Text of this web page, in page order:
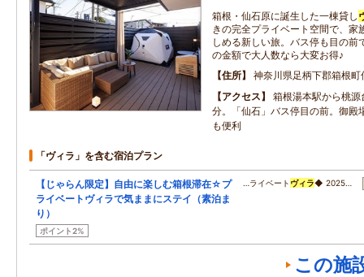
箱根・仙石原に誕生した一棟貸し
きの完全プライベート空間で、家
しめる新しい旅。バス停も目の
の金額で大人数なら大変お得♪
住所
神奈川県足柄下郡箱根町
アクセス
箱根湯本駅から桃
分。「仙石」バス停目の前。御殿
も便利
「ヴィラ」を含む宿泊プラン
【じゃらん限定】自由に楽しむ箱根滞在☆プ
ライベートヴィラで気ままにステイ（素泊ま
り）
ポイント2%
…ライベート ヴィラ◆ 2025…
この施